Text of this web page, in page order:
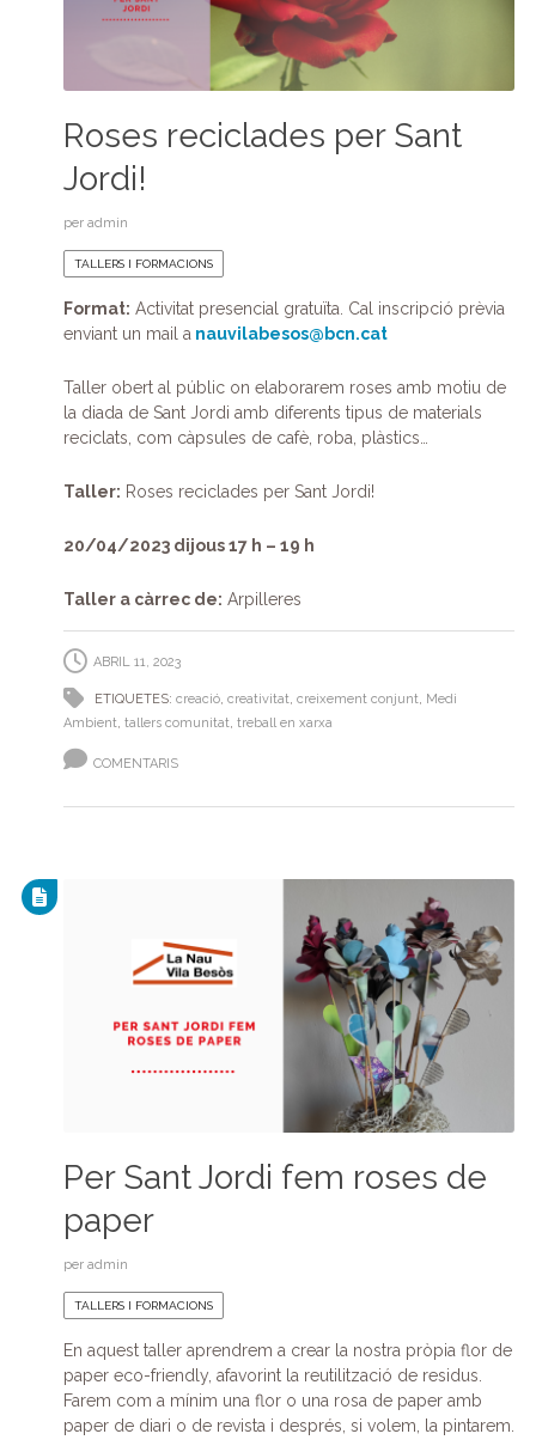
Roses reciclades per Sant
Jordi!
per admin
TALLERS I FORMACIONS
Format: Activitat presencial gratuïta. Cal inscripció prèvia
enviant un mail a nauvilabesos@bcn.cat
Taller obert al públic on elaborarem roses amb motiu de
la diada de Sant Jordi amb diferents tipus de materials
reciclats, com càpsules de cafè, roba, plàstics…
Taller: Roses reciclades per Sant Jordi!
20/04/2023 dijous 17 h – 19 h
Taller a càrrec de: Arpilleres
ABRIL 11, 2023
ETIQUETES: creació, creativitat, creixement conjunt, Medi
Ambient, tallers comunitat, treball en xarxa
COMENTARIS
Per Sant Jordi fem roses de
paper
per admin
TALLERS I FORMACIONS
En aquest taller aprendrem a crear la nostra pròpia flor de
paper eco-friendly, afavorint la reutilització de residus.
Farem com a mínim una flor o una rosa de paper amb
paper de diari o de revista i després, si volem, la pintarem.